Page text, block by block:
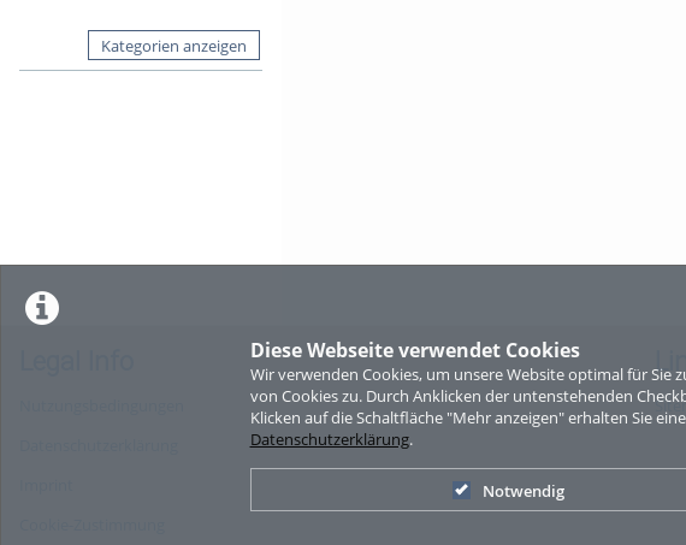
Diese Webseite verwendet Cookies
Wir verwenden Cookies, um unsere Website optimal für
von Cookies zu. Durch Anklicken der untenstehenden
Klicken auf die Schaltfläche "Mehr anzeigen" erhalten Sie
Datenschutzerklärung.
Notwendig
Kategorien anzeigen